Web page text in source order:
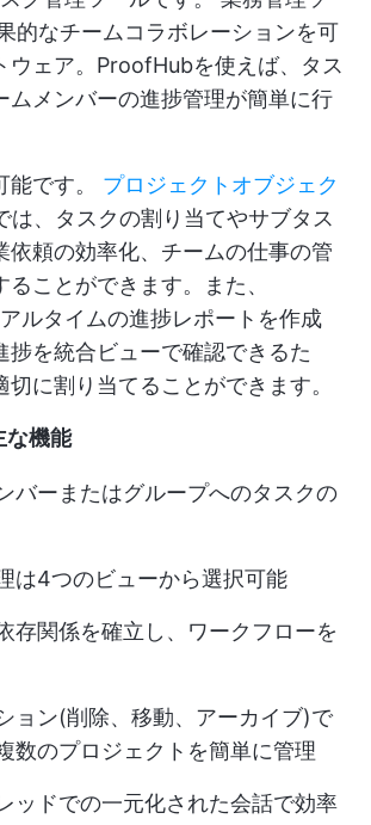
的なチームコラボレーションを可
ウェア。ProofHubを使えば、タス
ムメンバーの進捗管理が簡単に行
能です。 プロジェクトオブジェク
は、タスクの割り当てやサブタス
依頼の効率化、チームの仕事の管
ことができます。また、
ルタイムの進捗レポートを作成
捗を統合ビューで確認できるた
に割り当てることができます。
機能
バーまたはグループへのタスクの
は4つのビューから選択可能
存関係を確立し、ワークフローを
ョン(削除、移動、アーカイブ)で
数のプロジェクトを簡単に管理
ッドでの一元化された会話で効率